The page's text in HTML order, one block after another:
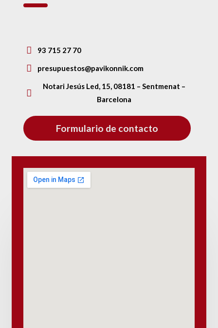
93 715 27 70
presupuestos@pavikonnik.com
Notari Jesús Led, 15, 08181 – Sentmenat –
Barcelona
Formulario de contacto